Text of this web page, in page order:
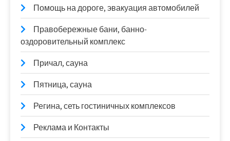
Помощь на дороге, эвакуация автомобилей
Правобережные бани, банно-
оздоровительный комплекс
Причал, сауна
Пятница, сауна
Регина, сеть гостиничных комплексов
Реклама и Контакты